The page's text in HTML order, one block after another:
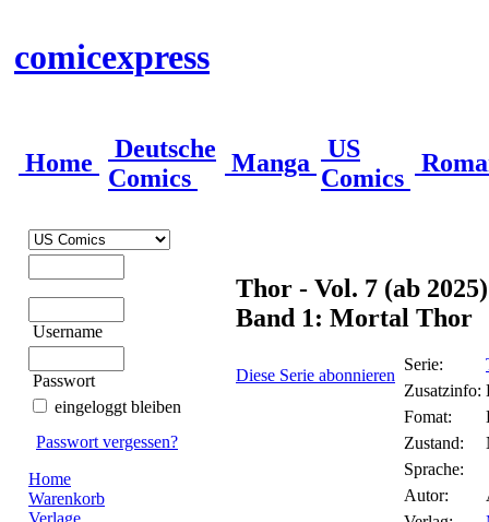
comicexpress
Home
Deutsche
Comics
Manga
US
Comics
Username
Passwort
eingeloggt bleiben
Passwort vergessen?
Home
Warenkorb
Verlage
Thor - Vol. 7 (ab 2025)
Band 1: Mortal Thor
Diese Serie abonnieren
Serie:
Zusatzinfo:
Fomat:
Zustand:
Sprache:
Autor: